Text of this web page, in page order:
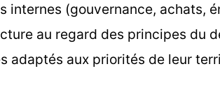
internes (gouvernance, achats,
au regard des principes du
adaptés aux priorités de leur